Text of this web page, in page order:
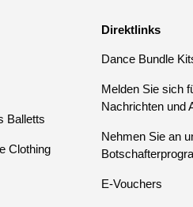
Balletts
Clothing
Direktlinks
Dance Bundle
Melden Sie sich
Nachrichten und
Nehmen Sie an
E-Vouchers